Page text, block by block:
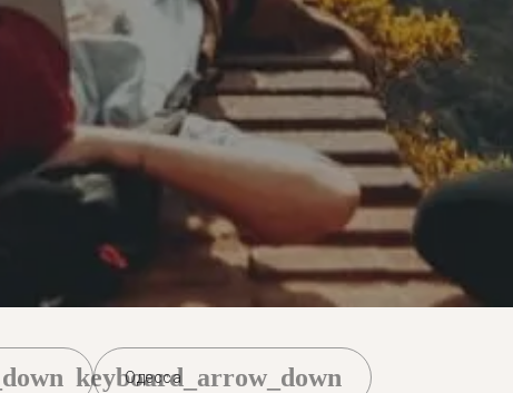
Одесса
keyboard_arrow_down